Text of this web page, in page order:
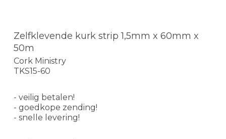
Zelfklevende kurk strip 1,5mm x 60mm x
50m
Cork Ministry
TKS15-60
- veilig betalen!
- goedkope zending!
- snelle levering!